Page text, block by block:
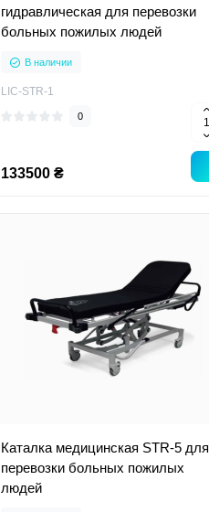
гидравлическая для перевозки
больных пожилых людей
В наличии
LIC-STR-1
0
133500 ₴
Каталка медицинская STR-5 для
перевозки больных пожилых
людей